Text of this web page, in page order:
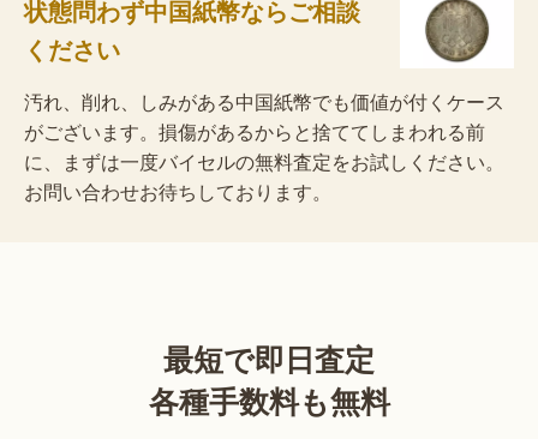
状態問わず中国紙幣ならご相談
ください
汚れ、削れ、しみがある中国紙幣でも価値が付くケース
がございます。損傷があるからと捨ててしまわれる前
に、まずは一度バイセルの無料査定をお試しください。
お問い合わせお待ちしております。
最短で即日査定
各種手数料も無料